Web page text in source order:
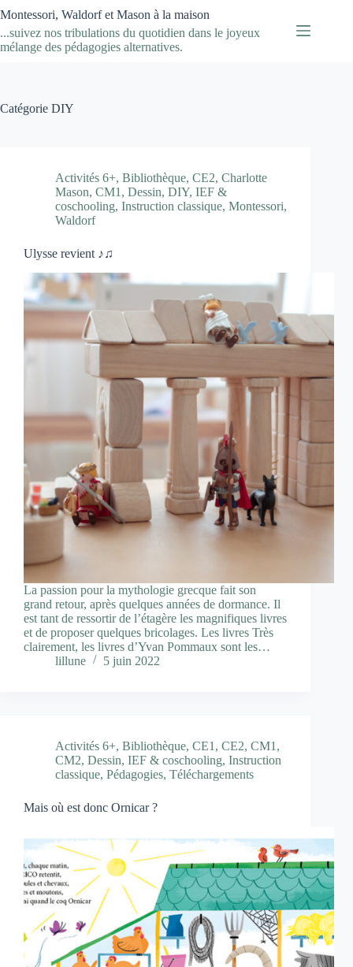
au
contenu
Montessori, Waldorf et Mason à la maison
...suivez nos tribulations du quotidien dans le joyeux
mélange des pédagogies alternatives.
Catégorie DIY
Activités 6+, Bibliothèque, CE2, Charlotte
Mason, CM1 , Dessin, DIY, IEF &
coschooling, Instruction classique, Montessori,
Waldorf
Ulysse revient ♪♫
La passion pour la mythologie grecque fait son
grand retour, après quelques années de dormance. Il
est tant de ressortir de l’étagère les magnifiques livres
et de proposer quelques bricolages. Les livres Très
clairement, les livres d’Yvan Pommaux sont les…
lillune
5 juin 2022
Activités 6+, Bibliothèque, CE1 , CE2, CM1 ,
CM2, Dessin, IEF & coschooling, Instruction
classique, Pédagogies, Téléchargements
Mais où est donc Ornicar ?